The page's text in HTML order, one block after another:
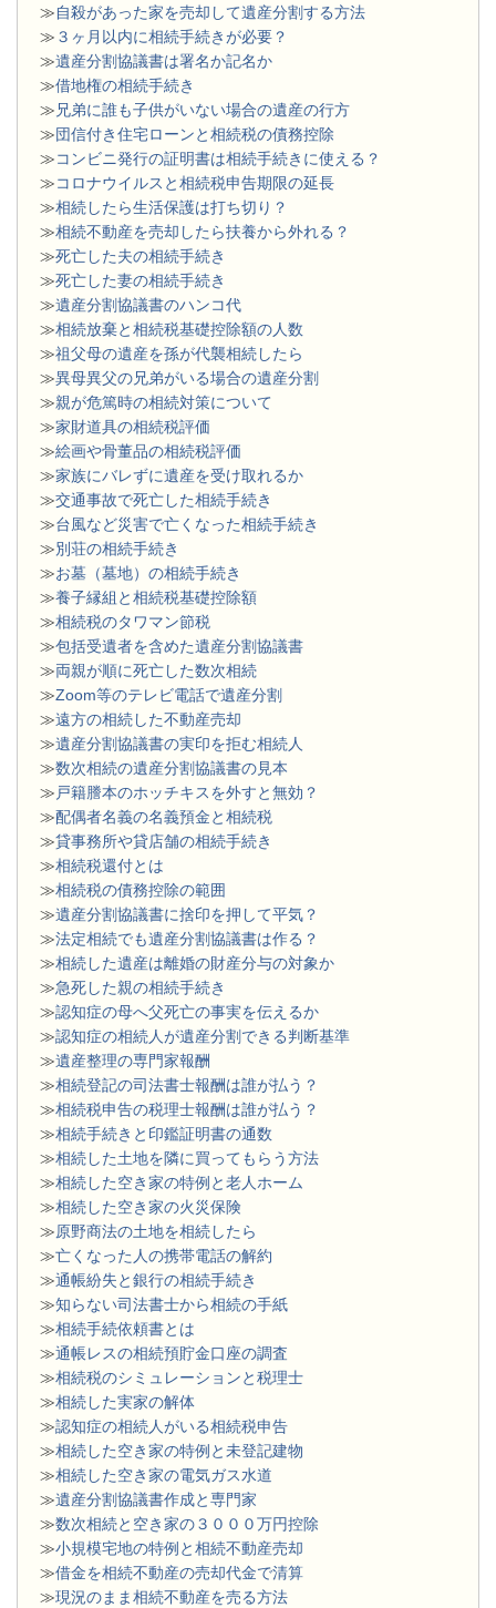
≫自殺があった家を売却して遺産分割する方法
≫ ３ヶ月以内に相続手続きが必要？
≫遺産分割協議書は署名か記名か
≫借地権の相続手続き
≫ 兄弟に誰も子供がいない場合の遺産の行方
≫団信付き住宅ローンと相続税の債務控除
≫コンビニ発行の証明書は相続手続きに使える？
≫コロナウイルスと相続税申告期限の延長
≫相続したら生活保護は打ち切り？
≫相続不動産を売却したら扶養から外れる？
≫死亡した夫の相続手続き
≫死亡した妻の相続手続き
≫遺産分割協議書のハンコ代
≫相続放棄と相続税基礎控除額の人数
≫祖父母の遺産を孫が代襲相続したら
≫異母異父の兄弟がいる場合の遺産分割
≫親が危篤時の相続対策について
≫家財道具の相続税評価
≫絵画や骨董品の相続税評価
≫家族にバレずに遺産を受け取れるか
≫交通事故で死亡した相続手続き
≫台風など災害で亡くなった相続手続き
≫別荘の相続手続き
≫お墓（墓地）の相続手続き
≫養子縁組と相続税基礎控除額
≫相続税のタワマン節税
≫包括受遺者を含めた遺産分割協議書
≫両親が順に死亡した数次相続
≫Zoom等のテレビ電話で遺産分割
≫遠方の相続した不動産売却
≫遺産分割協議書の実印を拒む相続人
≫数次相続の遺産分割協議書の見本
≫ 戸籍謄本のホッチキスを外すと無効？
≫配偶者名義の名義預金と相続税
≫貸事務所や貸店舗の相続手続き
≫相続税還付とは
≫相続税の債務控除の範囲
≫遺産分割協議書に捨印を押して平気？
≫法定相続でも遺産分割協議書は作る？
≫相続した遺産は離婚の財産分与の対象か
≫急死した親の相続手続き
≫認知症の母へ父死亡の事実を伝えるか
≫認知症の相続人が遺産分割できる判断基準
≫遺産整理の専門家報酬
≫相続登記の司法書士報酬は誰が払う？
≫相続税申告の税理士報酬は誰が払う？
≫相続手続きと印鑑証明書の通数
≫相続した土地を隣に買ってもらう方法
≫相続した空き家の特例と老人ホーム
≫相続した空き家の火災保険
≫原野商法の土地を相続したら
≫亡くなった人の携帯電話の解約
≫通帳紛失と銀行の相続手続き
≫知らない司法書士から相続の手紙
≫相続手続依頼書とは
≫通帳レスの相続預貯金口座の調査
≫相続税のシミュレーションと税理士
≫相続した実家の解体
≫認知症の相続人がいる相続税申告
≫相続した空き家の特例と未登記建物
≫相続した空き家の電気ガス水道
≫遺産分割協議書作成と専門家
≫数次相続と空き家の３０００万円控除
≫小規模宅地の特例と相続不動産売却
≫借金を相続不動産の売却代金で清算
≫現況のまま相続不動産を売る方法